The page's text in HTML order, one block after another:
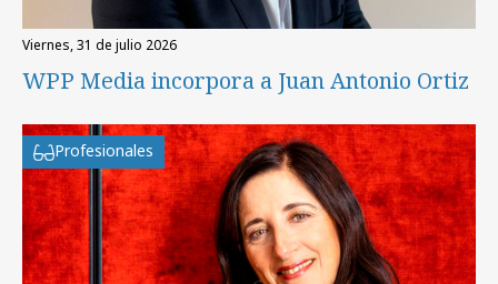
viernes, 31 de julio 2026
WPP Media incorpora a Juan Antonio Ortiz
Profesionales